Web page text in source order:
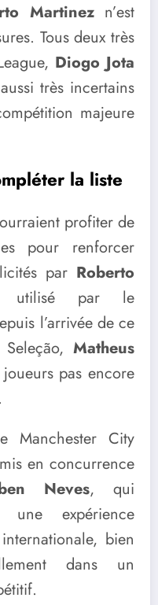
Martinezn’est
Tous deux très
Diogo Jota
très incertains
majeure
la liste
profiter de
pour renforcer
par Roberto
utilisé par le
l’arrivée de ce
Matheus
pas encore
Manchester City
en concurrence
Neves, qui
une expérience
bien
dans un